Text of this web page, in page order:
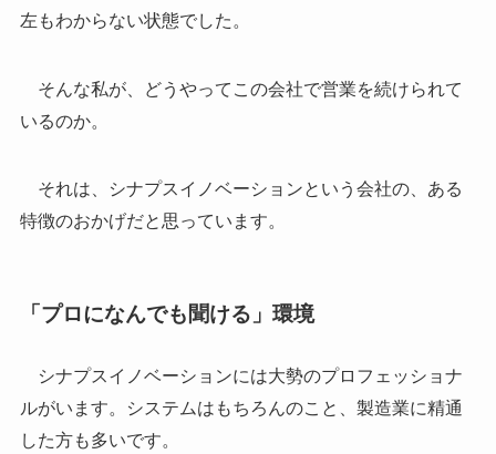
左もわからない状態でした。
そんな私が、どうやってこの会社で営業を続けられて
いるのか。
それは、シナプスイノベーションという会社の、ある
特徴のおかげだと思っています。
「プロになんでも聞ける」環境
シナプスイノベーションには大勢のプロフェッショナ
ルがいます。システムはもちろんのこと、製造業に精通
した方も多いです。